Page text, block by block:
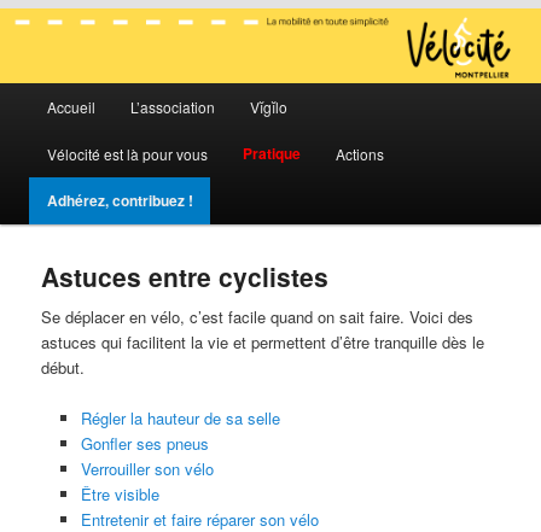
Vélocité Grand Montpellier
La mobilité en toute simplicité
Aller
au
contenu
principal
Aller
au
contenu
secondaire
Accueil L’association Vĭgĭlo
Vélocité est là pour vous Pratique Actions
Adhérez, contribuez !
Astuces entre cyclistes
Se déplacer en vélo, c’est facile quand on sait faire. Voici des
astuces qui facilitent la vie et permettent d’être tranquille dès le
début.
Régler la hauteur de sa selle
Gonfler ses pneus
Verrouiller son vélo
Être visible
Entretenir et faire réparer son vélo